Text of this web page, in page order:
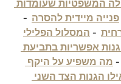
המשפטיות שעומדות
פנייה מיידית להסרה
  -
  -
המסלול הפלילי
אפשריות בתביעת
  -
מה משפיע על היקף
הגנות הצד השני